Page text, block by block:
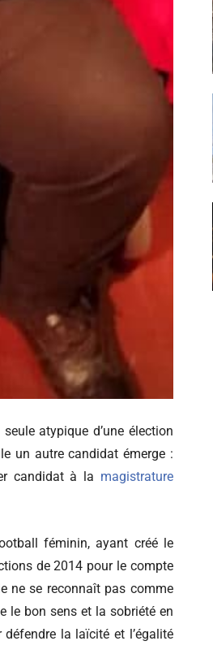
atypique d’une élection
un autre candidat émerge :
candidat à la magistrature
féminin, ayant créé le
de 2014 pour le compte
ne se reconnaît pas comme
le bon sens et la sobriété en
la laïcité et l’égalité